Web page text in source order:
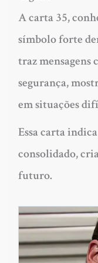
A carta 35,
símbolo forte
traz mensagens
segurança,
em situações
Essa carta
consolidado,
futuro.